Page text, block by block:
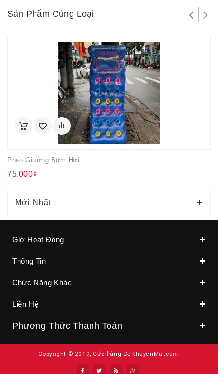
Sản Phẩm Cùng Loại
Phao Giường Bơm Hơi
75.000₫
Mới Nhất
Giờ Hoạt Động
Thông Tin
Chức Năng Khác
Liên Hệ
Phương Thức Thanh Toán
Copyright © 2019, Cửa hàng DoKhuyenMai.com